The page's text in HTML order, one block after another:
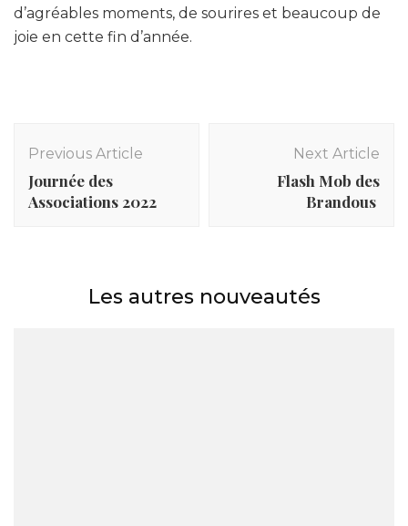
d’agréables moments, de sourires et beaucoup de
joie en cette fin d’année.
Navigation
Previous Article
Journée des
Associations 2022
Next Article
Flash Mob des
Brandous
Les autres nouveautés